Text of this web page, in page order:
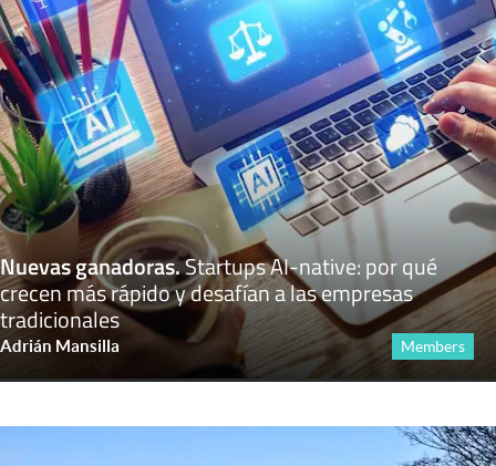
Nuevas ganadoras.Startups AI-native: por qué
crecen más rápido y desafían a las empresas
tradicionales
Adrián Mansilla Members